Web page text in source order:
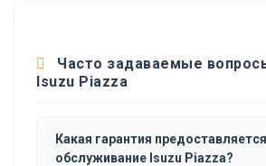
Часто задаваемые
Isuzu Piazza
Какая гарантия
обслуживание Isuzu Piazza?